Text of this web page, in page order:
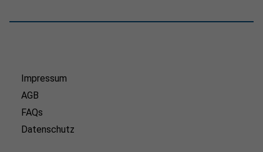
Impressum
AGB
FAQs
Datenschutz